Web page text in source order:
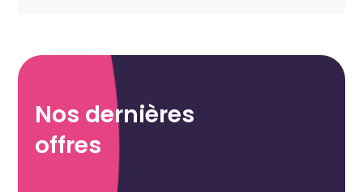
Nos dernières
offres